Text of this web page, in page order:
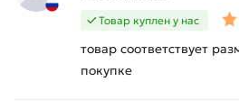
Товар куплен у нас
товар соответствует
покупке